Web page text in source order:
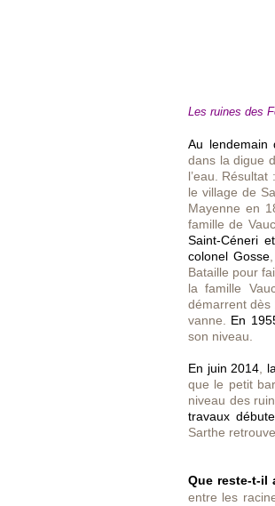
Les ruines des
Au lendemain
dans la digue
l’eau. Résultat :
le village de
Mayenne en
famille de
Saint-Céneri
colonel Gosse
Bataille pour
la famille
démarrent dès
vanne. En
son niveau.
En juin 2014,
que le petit
niveau des
travaux
Sarthe
Que reste-t-il
entre les